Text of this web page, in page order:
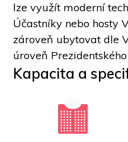
lze využít moderní
Účastníky nebo hosty
zároveň ubytovat dle
úroveň
Kapacita a